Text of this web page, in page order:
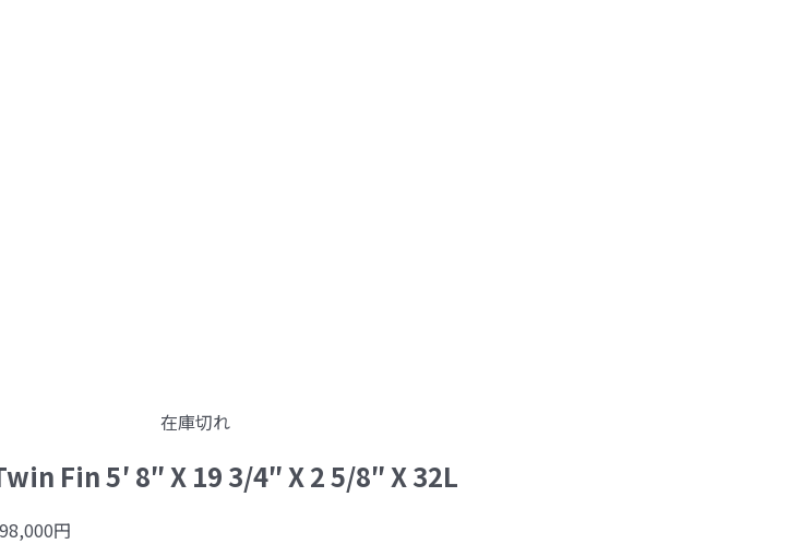
在庫切れ
Fin 5′ 8″ X 19 3/4″ X 2 5/8″ X 32L
円